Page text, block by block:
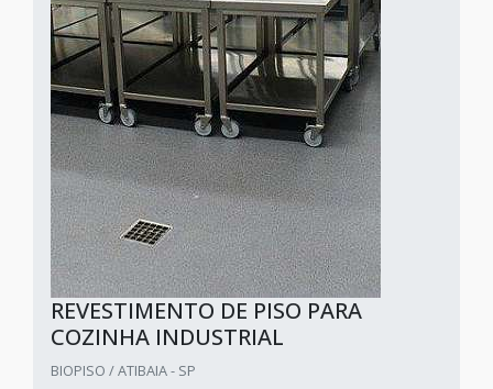
REVESTIMENTO DE PISO PARA
COZINHA INDUSTRIAL
BIOPISO / ATIBAIA - SP